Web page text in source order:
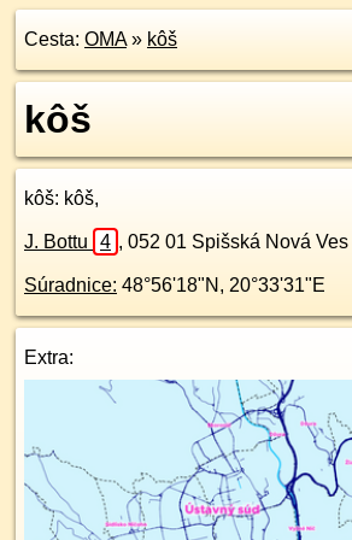
Cesta: OMA» kôš
kôš
kôš: kôš,
J. Bottu 4 , 052 01 Spišská Nová Ves
Súradnice: 48°56'18"N , 20°33'31"E
Extra: